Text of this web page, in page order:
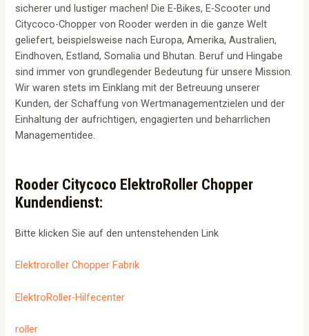
sicherer und lustiger machen! Die E-Bikes, E-Scooter und
Citycoco-Chopper von Rooder werden in die ganze Welt
geliefert, beispielsweise nach Europa, Amerika, Australien,
Eindhoven, Estland, Somalia und Bhutan. Beruf und Hingabe
sind immer von grundlegender Bedeutung für unsere Mission.
Wir waren stets im Einklang mit der Betreuung unserer
Kunden, der Schaffung von Wertmanagementzielen und der
Einhaltung der aufrichtigen, engagierten und beharrlichen
Managementidee.
Rooder Citycoco ElektroRoller Chopper
Kundendienst:
Bitte klicken Sie auf den untenstehenden Link
Elektroroller Chopper Fabrik
ElektroRoller-Hilfecenter
roller